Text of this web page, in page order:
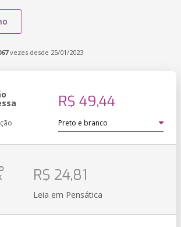
vezes desde 25/01/2023
R$ 49,44
R$ 24,81
Leia em Pensática